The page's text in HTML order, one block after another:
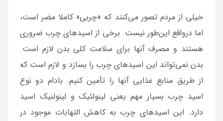
خیلی از مردم تصور می‌کنند که «چربی» کاملا مضر است،
اما درواقع این‌طور نیست. برخی از اسیدهای چرب ضروری
هستند و مصرف آنها برای سلامت کلی بدن لازم است.
بدن نمی‌تواند این اسیدهای چرب را بسازد و لازم است که
از طریق منابع غذایی آنها را تأمین کنیم. بادام دو نوع
اسید چرب بسیار مهم یعنی لینولئیک و لینولنیک اسید
دارد. این اسیدهای چرب به کاهش التهابات موجود در